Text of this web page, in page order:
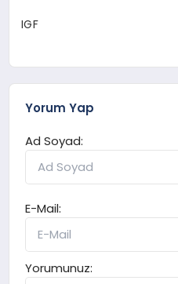
IGF
Yorum Yap
Ad Soyad:
E-Mail:
Yorumunuz: